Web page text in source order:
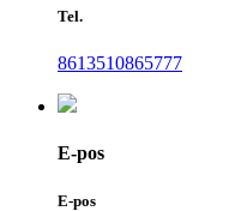
Tel.
8613510865777
E-pos
E-pos